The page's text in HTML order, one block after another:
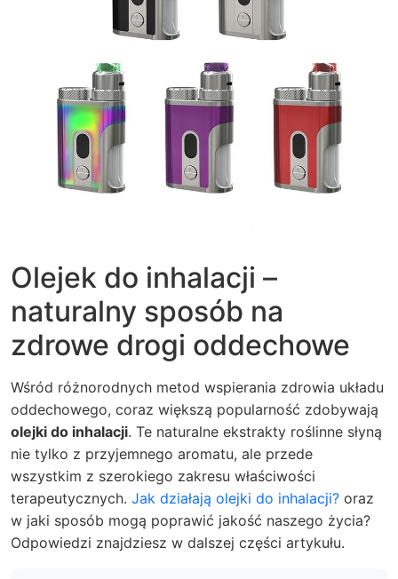
Olejek do inhalacji –
naturalny sposób na
zdrowe drogi oddechowe
Wśród różnorodnych metod wspierania zdrowia układu
oddechowego, coraz większą popularność zdobywają
olejki do inhalacji. Te naturalne ekstrakty roślinne słyną
nie tylko z przyjemnego aromatu, ale przede
wszystkim z szerokiego zakresu właściwości
terapeutycznych. Jak działają olejki do inhalacji? oraz
w jaki sposób mogą poprawić jakość naszego życia?
Odpowiedzi znajdziesz w dalszej części artykułu.